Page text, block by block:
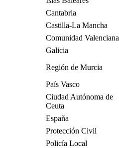
Cantabria
Castilla-La Mancha
Comunidad Valenciana
Galicia
Región de Murcia
País Vasco
Ciudad Autónoma de
Ceuta
España
Protección Civil
Policía Local